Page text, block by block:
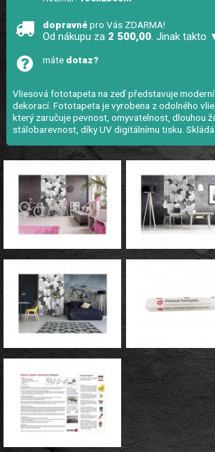
dopravnépro Vás ZDARMA!
Od nákupu za 2 500,00. Jinak takto
máte dotaz?
Vliesová fototapeta na zeď představuje
dekorací. Fototapeta je vyrobena z odolného
který zaručuje pevnost, omyvatelnost, dlouhou
stálobarevnost, díky UV digitálnímu tisku.